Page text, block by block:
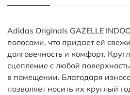
Adidas Originals GAZELLE
полосами, что придает ей
долговечность и комфорт.
сцепление с любой
в помещении. Благодаря
позволяет носить их круглый